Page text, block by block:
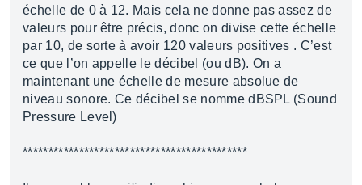
échelle de 0 à 12. Mais cela ne donne pas assez de
valeurs pour être précis, donc on divise cette échelle
par 10, de sorte à avoir 120 valeurs positives . C’est
ce que l’on appelle le décibel (ou dB). On a
maintenant une échelle de mesure absolue de
niveau sonore. Ce décibel se nomme dBSPL (Sound
Pressure Level)
********************************************